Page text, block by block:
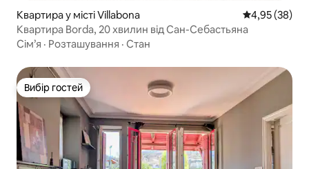
Квартира у місті Villabona Середня
4,95 (38)
Квартира Borda, 20 хвилин від Сан-Себастьяна
Сім’я · Розташування · Стан
Вибір гостей
Вибір гостей